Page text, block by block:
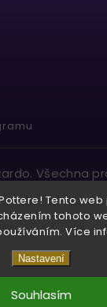
Tento
tohoto
Více
Nastavení
Souhlasím
. Všechna
Shoptak.cz.